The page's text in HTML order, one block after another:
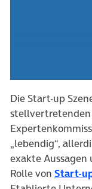
Die Start-up
stellvertretenden
„lebendig“,
exakte Aussagen
Rolle von Start-